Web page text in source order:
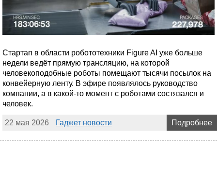
Стартап в области робототехники Figure AI уже больше
недели ведёт прямую трансляцию, на которой
человекоподобные роботы помещают тысячи посылок на
конвейерную ленту. В эфире появлялось руководство
компании, а в какой-то момент с роботами состязался и
человек.
22 мая 2026 Гаджет новости Подробнее